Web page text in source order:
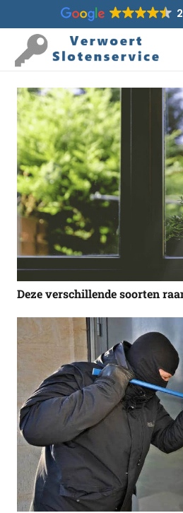
Deze verschillende soorten